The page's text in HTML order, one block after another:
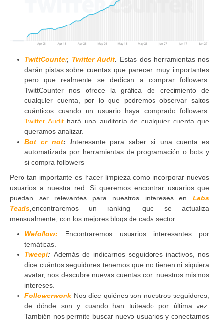
TwittCounter, Twitter Audit. Estas dos herramientas nos
darán pistas sobre cuentas que parecen muy importantes
pero que realmente se dedican a comprar followers.
TwittCounter nos ofrece la gráfica de crecimiento de
cualquier cuenta, por lo que podremos observar saltos
cuánticos cuando un usuario haya comprado followers.
Twitter Audit hará una auditoría de cualquier cuenta que
queramos analizar.
Bot or not: Interesante para saber si una cuenta es
automatizada por herramientas de programación o bots y
si compra followers
Pero tan importante es hacer limpieza como incorporar nuevos
usuarios a nuestra red. Si queremos encontrar usuarios que
puedan ser relevantes para nuestros intereses en Labs
Teads,encontraremos un ranking, que se actualiza
mensualmente, con los mejores blogs de cada sector.
Wefollow: Encontraremos usuarios interesantes por
temáticas.
Tweepi: Además de indicarnos seguidores inactivos, nos
dice cuántos seguidores tenemos que no tienen ni siquiera
avatar, nos descubre nuevas cuentas con nuestros mismos
intereses.
Followerwonk Nos dice quiénes son nuestros seguidores,
de dónde son y cuando han tuiteado por última vez.
También nos permite buscar nuevo usuarios y conectarnos